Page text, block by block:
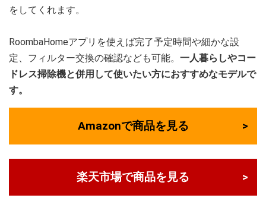
をしてくれます。
RoombaHomeアプリを使えば完了予定時間や細かな設
定、フィルター交換の確認なども可能。 一人暮らしやコー
ドレス掃除機と併用して使いたい方におすすめなモデルで
す。
Amazonで商品を見る
楽天市場で商品を見る